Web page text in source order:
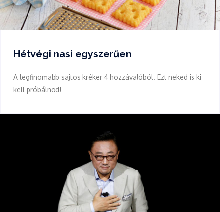
Hétvégi nasi egyszerűen
A legfinomabb sajtos kréker 4 hozzávalóból. Ezt neked is ki
kell próbálnod!